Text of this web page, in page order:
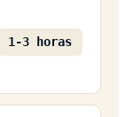
1-3 horas